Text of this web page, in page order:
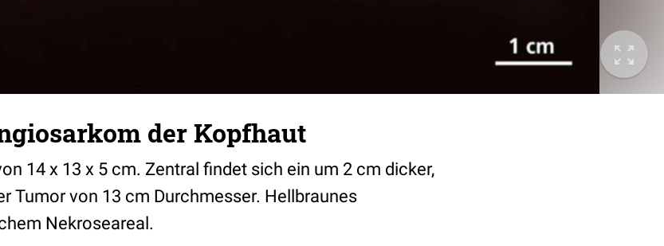
der Kopfhaut
14 x 13 x 5 cm. Zentral findet sich ein um 2 cm dicker,
Tumor von 13 cm Durchmesser. Hellbraunes
Nekroseareal.